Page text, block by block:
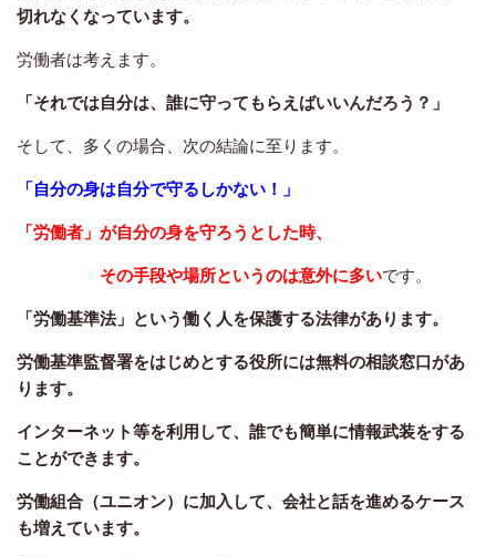
切れなくなっています。
労働者は考えます。
「それでは自分は、誰に守ってもらえばいいんだろう？」
そして、多くの場合、次の結論に至ります。
「自分の身は自分で守るしかない！」
「労働者」が自分の身を守ろうとした時、
その手段や場所というのは意外に多いです。
「労働基準法」という働く人を保護する法律があります。
労働基準監督署をはじめとする役所には無料の相談窓口があ
ります。
インターネット等を利用して、誰でも簡単に情報武装をする
ことができます。
労働組合（ユニオン）に加入して、会社と話を進めるケース
も増えています。